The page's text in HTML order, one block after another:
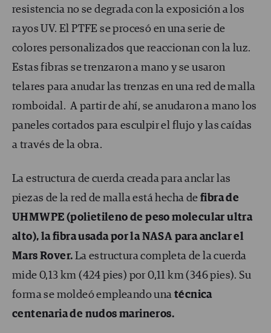
resistencia no se degrada con la exposición a los
rayos UV. El PTFE se procesó en una serie de
colores personalizados que reaccionan con la luz.
Estas fibras se trenzaron a mano y se usaron
telares para anudar las trenzas en una red de malla
romboidal. A partir de ahí, se anudaron a mano los
paneles cortados para esculpir el flujo y las caídas
a través de la obra.
La estructura de cuerda creada para anclar las
piezas de la red de malla está hecha de fibra de
UHMWPE (polietileno de peso molecular ultra
alto), la fibra usada por la NASA para anclar el
Mars Rover. La estructura completa de la cuerda
mide 0,13 km (424 pies) por 0,11 km (346 pies). Su
forma se moldeó empleando una técnica
centenaria de nudos marineros.